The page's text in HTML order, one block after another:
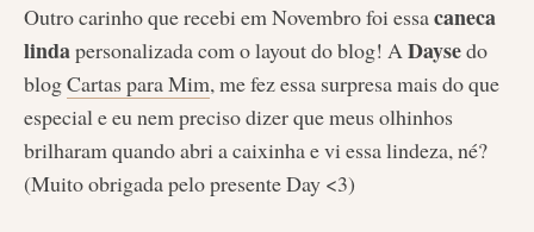
Outro carinho que recebi em Novembro foi essacaneca
lindapersonalizada com o layout do blog! ADaysedo
blogCartas para Mim, me fez essa surpresa mais do que
especial e eu nem preciso dizer que meus olhinhos
brilharam quando abri a caixinha e vi essa lindeza, né?
(Muito obrigada pelo presente Day <3)